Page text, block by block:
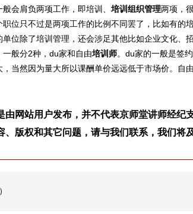
般会肩负两项工作，即培训、培训组织管理两项，
位只不过是两项工作的比例不同罢了，比如有的
位除了培训管理，还会涉足其他比如企业文化、
般分2种，du家和自由培训师。du家的一般是签
当然因为量大所以课酬单价远远低于市场价。自
由网站用户发布，并不代表京师堂讲师经纪
、版权和其它问题，请与我们联系，我们将